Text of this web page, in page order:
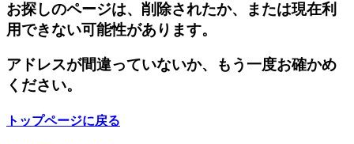
お探しのページは、削除されたか、または現在利
用できない可能性があります。
アドレスが間違っていないか、もう一度お確かめ
ください。
トップページに戻る